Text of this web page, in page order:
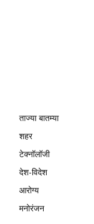
ताज्या बातम्या
शहर
टेक्नॉलॉजी
देश-विदेश
आरोग्य
मनोरंजन